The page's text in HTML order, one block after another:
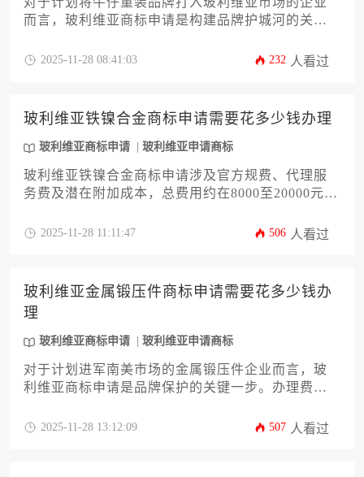
而言，玻利维亚商标申请是构建品牌护城河的关键
从市场前景分析、商标检索、申请材料准备，到提
知识产权布局，为品牌国际化奠定坚实基础。
2025-11-28 08:41:03 232 人看过
玻利维亚铁镍合金商标申请需要花多少钱办理
玻利维亚商标申请 玻利维亚申请商标
玻利维亚铁镍合金商标申请涉及官方规费、代理服
务费及潜在附加成本，总费用约在8000至20000元区
法律合规性，建议通过专业代理机构降低风险。本
2025-11-28 11:11:47 506 人看过
玻利维亚金属锻压件商标申请需要花多少钱办
理
玻利维亚商标申请 玻利维亚申请商标
对于计划进军南美市场的金属锻压件企业而言，玻
利维亚商标申请是品牌保护的关键一步。办理费用
数量以及潜在异议处理等多项因素综合决定。本文
2025-11-28 13:12:09 507 人看过